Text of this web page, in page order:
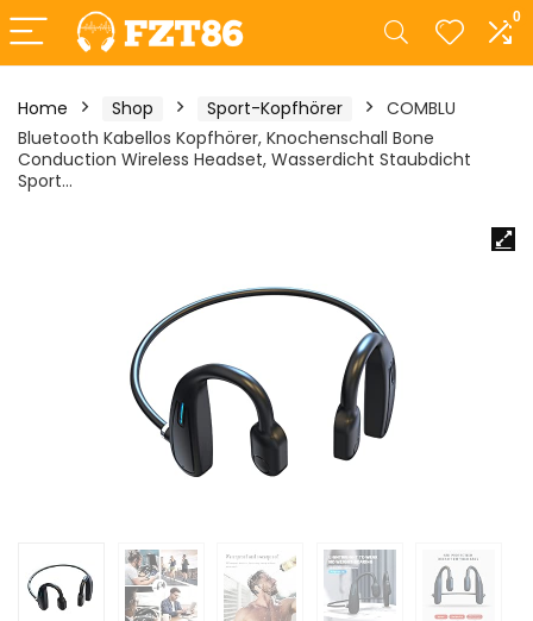
0
Home Shop Sport-Kopfhörer
COMBLU
Bluetooth Kabellos Kopfhörer, Knochenschall Bone
Conduction Wireless Headset, Wasserdicht Staubdicht
Sport…